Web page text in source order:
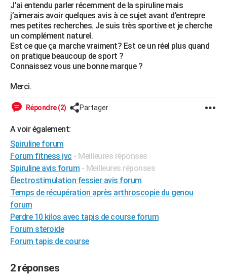
Mobiles
Meilleur smartphone
Internet
Ordinateurs
Jeux vidéo
Guide high-tech
+BRICOLAGE
Forum
Aménagement intérieur
Extérieur
Cuisine
Salle de bains
Jardinage
Rangement
WEEK-END
Guides de France
Escapades
Patrimoine
Expositions
Week-end nature
LIFESTYLE
Destinations
City break
Voyage nature
Voyage de noces
Forum
Climat
BONS PLANS
CARTE DE VOEUX
Carte de Noël
Carte Bonne année
Carte Saint-Valentin
Carte Pâques
Carte d'anniversaire
DICTIONNAIRE
Dictionnaire
Biographies
Citations
Expressions
Proverbes
PROGRAMME TV
COPAINS D'AVANT
J’ai entendu parler récemment de la spiruline mais
j’aimerais avoir quelques avis à ce sujet avant d’entrepre
mes petites recherches. Je suis très sportive et je cherche
un complément naturel.
Est ce que ça marche vraiment? Est ce un réel plus quand
on pratique beaucoup de sport ?
Connaissez vous une bonne marque ?
Merci.
Répondre (2) Partager
A voir également:
Spiruline forum
Forum fitness jvc - Meilleures réponses
Spiruline avis forum - Meilleures réponses
Électrostimulation fessier avis forum
Temps de récupération après arthroscopie du genou
forum
Perdre 10 kilos avec tapis de course forum
Forum steroide
Forum tapis de course
2 réponses